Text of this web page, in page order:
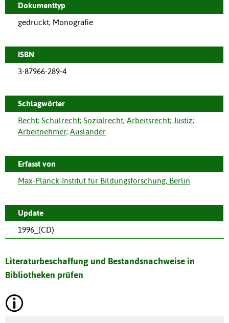
Dokumenttyp
gedruckt; Monografie
ISBN
3-87966-289-4
Schlagwörter
Recht; Schulrecht; Sozialrecht; Arbeitsrecht; Justiz;
Arbeitnehmer; Ausländer
Erfasst von
Max-Planck-Institut für Bildungsforschung, Berlin
Update
1996_(CD)
Literaturbeschaffung und Bestandsnachweise in
Bibliotheken prüfen